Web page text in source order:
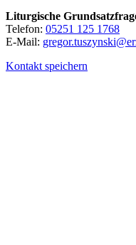
Liturgische
Telefon: 05251 125 1768
E-Mail:
Kontakt speichern